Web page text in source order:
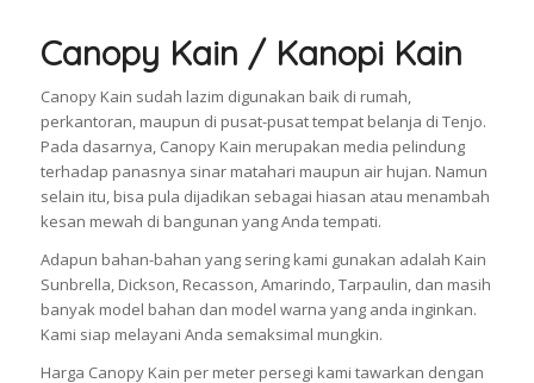
Canopy Kain / Kanopi Kain
Canopy Kain sudah lazim digunakan baik di rumah,
perkantoran, maupun di pusat-pusat tempat belanja di Tenjo.
Pada dasarnya, Canopy Kain merupakan media pelindung
terhadap panasnya sinar matahari maupun air hujan. Namun
selain itu, bisa pula dijadikan sebagai hiasan atau menambah
kesan mewah di bangunan yang Anda tempati.
Adapun bahan-bahan yang sering kami gunakan adalah Kain
Sunbrella, Dickson, Recasson, Amarindo, Tarpaulin, dan masih
banyak model bahan dan model warna yang anda inginkan.
Kami siap melayani Anda semaksimal mungkin.
Harga Canopy Kain per meter persegi kami tawarkan dengan